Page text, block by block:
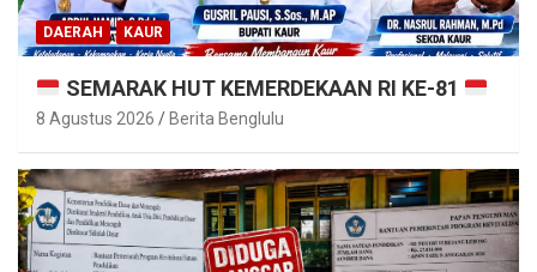
DAERAH KAUR
SEMARAK HUT KEMERDEKAAN RI KE-81
8 Agustus 2026 Berita Benglulu